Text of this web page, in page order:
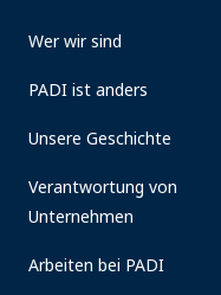
Wer wir sind
PADI ist anders
Unsere Geschichte
Verantwortung von
Unternehmen
Arbeiten bei PADI